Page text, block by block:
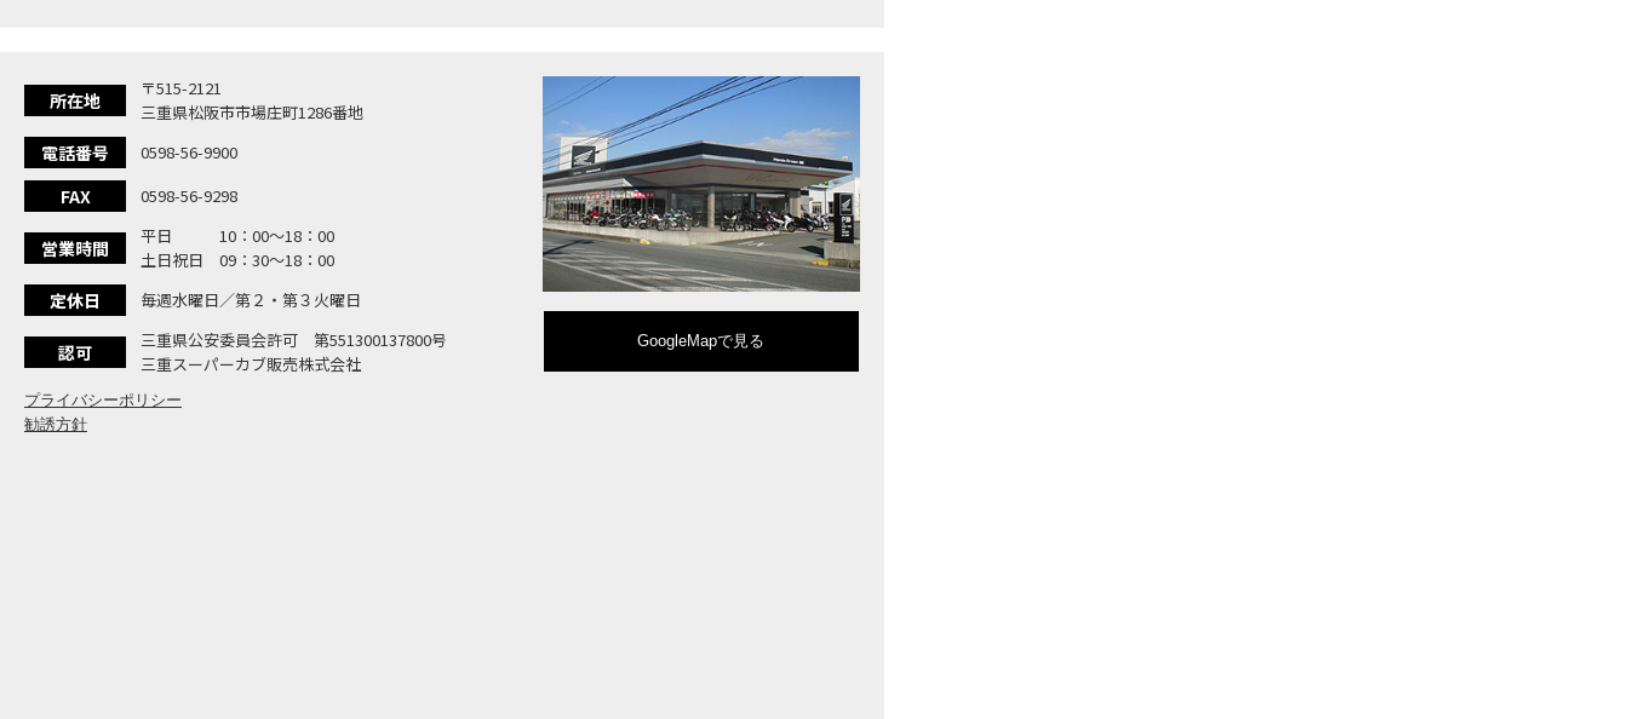
「CB1000R」のヘッドライト等の外観デザインやカラーリングの変更など熟成を図り発売！
「NC750X」大型スポーツモデル NC750X をフルモデルチェンジし発売！
「CB1300 SUPER FOUR」「CB1300 SUPER BOL D’OR」ならびに「CB1300 SUPER FOUR SP」「CB1300 SUPER BOL D’OR SP」に先進の電子制御デバイスを採用し発売！
大型クルーザーモデル「Rebel 1100」を新発売!!
よりスポーティーなイメージを強化『CBR650R』を発表!
Neo Sports Caféシリーズのミドルクラスモデル『CB650R』を発表！
フルモデルチェンジした 新型「PCX」「PCX160」「PCX e:HEV」を発表!
国内販売を予定するグローバルモデルがHondaバイクWebサイトで公開されました！
「CRF250L」「CRF250 RALLY」をフルモデルチェンジし発表！
所在地
〒515-2121
三重県松阪市市場庄町1286番地
電話番号 0598-56-9900
FAX 0598-56-9298
営業時間
平日 10：00〜18：00
土日祝日 09：30〜18：00
定休日 毎週水曜日／第２・第３火曜日
認可
三重県公安委員会許可 第551300137800号
三重スーパーカブ販売株式会社
プライバシーポリシー
勧誘方針
GoogleMapで見る